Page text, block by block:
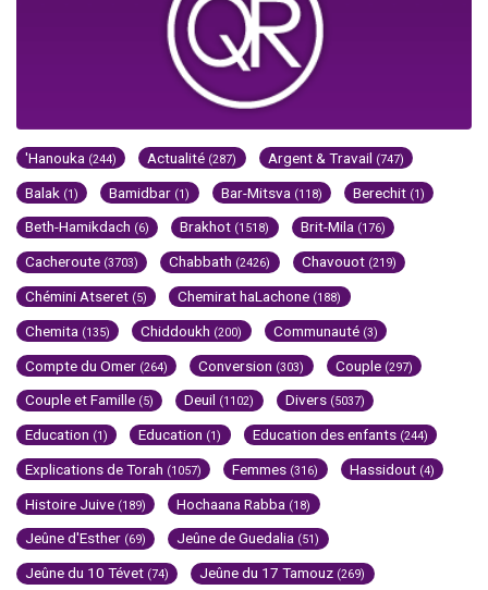
'Hanouka (244) Actualité (287) Argent & Travail (747)
Balak (1) Bamidbar (1) Bar-Mitsva (118) Berechit (1)
Beth-Hamikdach (6) Brakhot (1518) Brit-Mila (176)
Cacheroute (3703) Chabbath (2426) Chavouot (219)
Chémini Atseret (5) Chemirat haLachone (188)
Chemita (135) Chiddoukh (200) Communauté (3)
Compte du Omer (264) Conversion (303) Couple (297)
Couple et Famille (5) Deuil (1102) Divers (5037)
Education (1) Education (1) Education des enfants (244)
Explications de Torah (1057) Femmes (316) Hassidout (4)
Histoire Juive (189) Hochaana Rabba (18)
Jeûne d'Esther (69) Jeûne de Guedalia (51)
Jeûne du 10 Tévet (74) Jeûne du 17 Tamouz (269)